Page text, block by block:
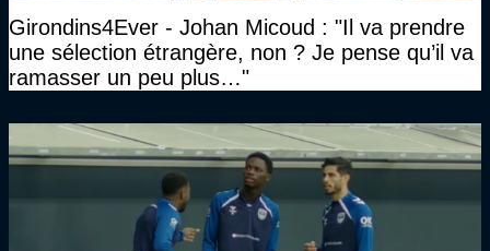
Girondins4Ever - Johan Micoud : "Il va prendre
une sélection étrangère, non ? Je pense qu’il va
ramasser un peu plus…"